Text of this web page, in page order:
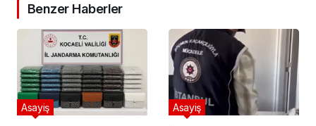
Benzer Haberler
Asayiş Asayiş